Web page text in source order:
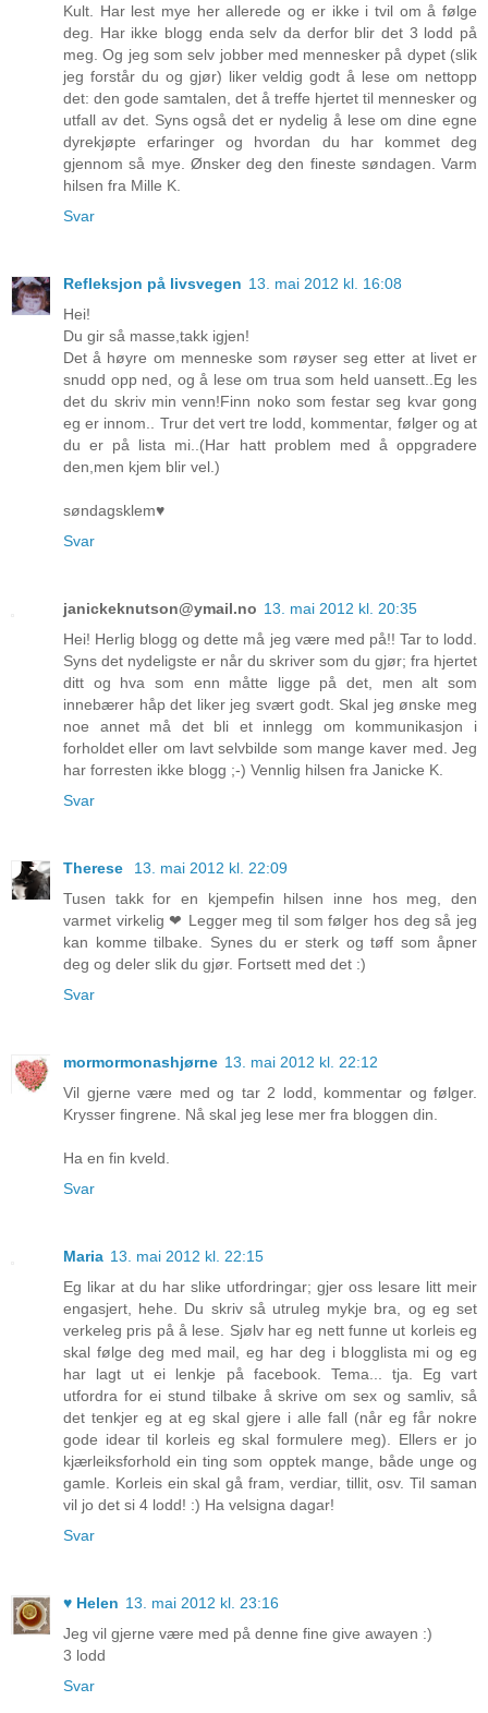
Kult. Har lest mye her allerede og er ikke i tvil om å følge
deg. Har ikke blogg enda selv da derfor blir det 3 lodd på
meg. Og jeg som selv jobber med mennesker på dypet (slik
jeg forstår du og gjør) liker veldig godt å lese om nettopp
det: den gode samtalen, det å treffe hjertet til mennesker og
utfall av det. Syns også det er nydelig å lese om dine egne
dyrekjøpte erfaringer og hvordan du har kommet deg
gjennom så mye. Ønsker deg den fineste søndagen. Varm
hilsen fra Mille K.
Svar
Refleksjon på livsvegen 13. mai 2012 kl. 16:08
Hei!
Du gir så masse,takk igjen!
Det å høyre om menneske som røyser seg etter at livet er
snudd opp ned, og å lese om trua som held uansett..Eg les
det du skriv min venn!Finn noko som festar seg kvar gong
eg er innom.. Trur det vert tre lodd, kommentar, følger og at
du er på lista mi..(Har hatt problem med å oppgradere
den,men kjem blir vel.)
søndagsklem♥
Svar
janickeknutson@ymail.no 13. mai 2012 kl. 20:35
Hei! Herlig blogg og dette må jeg være med på!! Tar to lodd.
Syns det nydeligste er når du skriver som du gjør; fra hjertet
ditt og hva som enn måtte ligge på det, men alt som
innebærer håp det liker jeg svært godt. Skal jeg ønske meg
noe annet må det bli et innlegg om kommunikasjon i
forholdet eller om lavt selvbilde som mange kaver med. Jeg
har forresten ikke blogg ;-) Vennlig hilsen fra Janicke K.
Svar
Therese
13. mai 2012 kl. 22:09
Tusen takk for en kjempefin hilsen inne hos meg, den
varmet virkelig ❤ Legger meg til som følger hos deg så jeg
kan komme tilbake. Synes du er sterk og tøff som åpner
deg og deler slik du gjør. Fortsett med det :)
Svar
mormormonashjørne 13. mai 2012 kl. 22:12
Vil gjerne være med og tar 2 lodd, kommentar og følger.
Krysser fingrene. Nå skal jeg lese mer fra bloggen din.
Ha en fin kveld.
Svar
Maria 13. mai 2012 kl. 22:15
Eg likar at du har slike utfordringar; gjer oss lesare litt meir
engasjert, hehe. Du skriv så utruleg mykje bra, og eg set
verkeleg pris på å lese. Sjølv har eg nett funne ut korleis eg
skal følge deg med mail, eg har deg i blogglista mi og eg
har lagt ut ei lenkje på facebook. Tema... tja. Eg vart
utfordra for ei stund tilbake å skrive om sex og samliv, så
det tenkjer eg at eg skal gjere i alle fall (når eg får nokre
gode idear til korleis eg skal formulere meg). Ellers er jo
kjærleiksforhold ein ting som opptek mange, både unge og
gamle. Korleis ein skal gå fram, verdiar, tillit, osv. Til saman
vil jo det si 4 lodd! :) Ha velsigna dagar!
Svar
♥ Helen 13. mai 2012 kl. 23:16
Jeg vil gjerne være med på denne fine give awayen :)
3 lodd
Svar